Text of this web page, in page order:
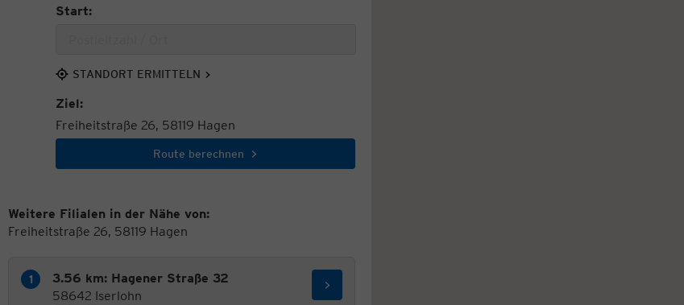
Start:
STANDORT ERMITTELN
Ziel:
Freiheitstraße 26, 58119 Hagen
Route berechnen
Weitere Filialen in der Nähe von:
Freiheitstraße 26, 58119 Hagen
3.56 km: Hagener Straße 32
58642 Iserlohn